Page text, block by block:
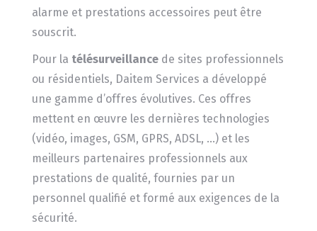
alarme et prestations accessoires peut être
souscrit.
Pour la télésurveillancede sites professionnels
ou résidentiels, Daitem Services a développé
une gamme d’offres évolutives. Ces offres
mettent en œuvre les dernières technologies
(vidéo, images, GSM, GPRS, ADSL, …) et les
meilleurs partenaires professionnels aux
prestations de qualité, fournies par un
personnel qualifié et formé aux exigences de la
sécurité.